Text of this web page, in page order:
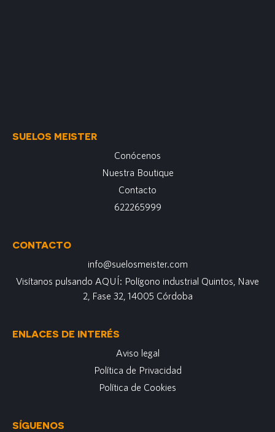
SUELOS MEISTER
Conócenos
Nuestra Boutique
Contacto
622265999
CONTACTO
info@suelosmeister.com
Visítanos pulsando AQUÍ: Polígono industrial Quintos, Nave
2, Fase 32, 14005 Córdoba
ENLACES DE INTERÉS
Aviso legal
Política de Privacidad
Política de Cookies
SÍGUENOS